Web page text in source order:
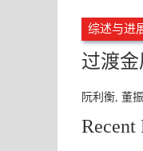
综述与进
过渡
阮利衡, 董
Recent